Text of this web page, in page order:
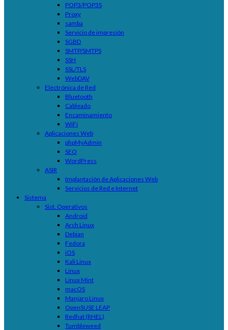
POP3/POP3S
Proxy
samba
Servicio de impresión
SGBD
SMTP/SMTPS
SSH
SSL/TLS
WebDAV
Electrónica de Red
Bluetooth
Cableado
Encaminamiento
WiFi
Aplicaciones Web
phpMyAdmin
SEO
WordPress
ASIR
Implantación de Aplicaciones Web
Servicios de Red e Internet
Sistema
Sist. Operativos
Android
Arch Linux
Debian
Fedora
iOS
Kali Linux
Linux
Linux Mint
macOS
Manjaro Linux
OpenSUSE LEAP
Redhat (RHEL)
Tumbleweed